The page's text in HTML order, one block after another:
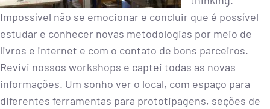
Impossível não se emocionar e concluir que é possível
estudar e conhecer novas metodologias por meio de
livros e internet e com o contato de bons parceiros.
Revivi nossos workshops e captei todas as novas
informações. Um sonho ver o local, com espaço para
diferentes ferramentas para prototipagens, seções de